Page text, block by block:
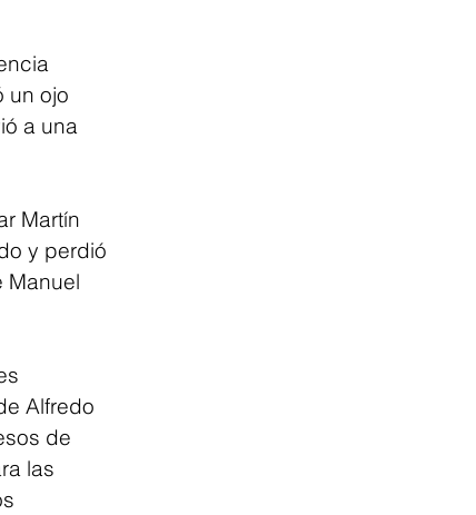
un ojo
a una
Martín
y perdió
Manuel
Alfredo
de
las